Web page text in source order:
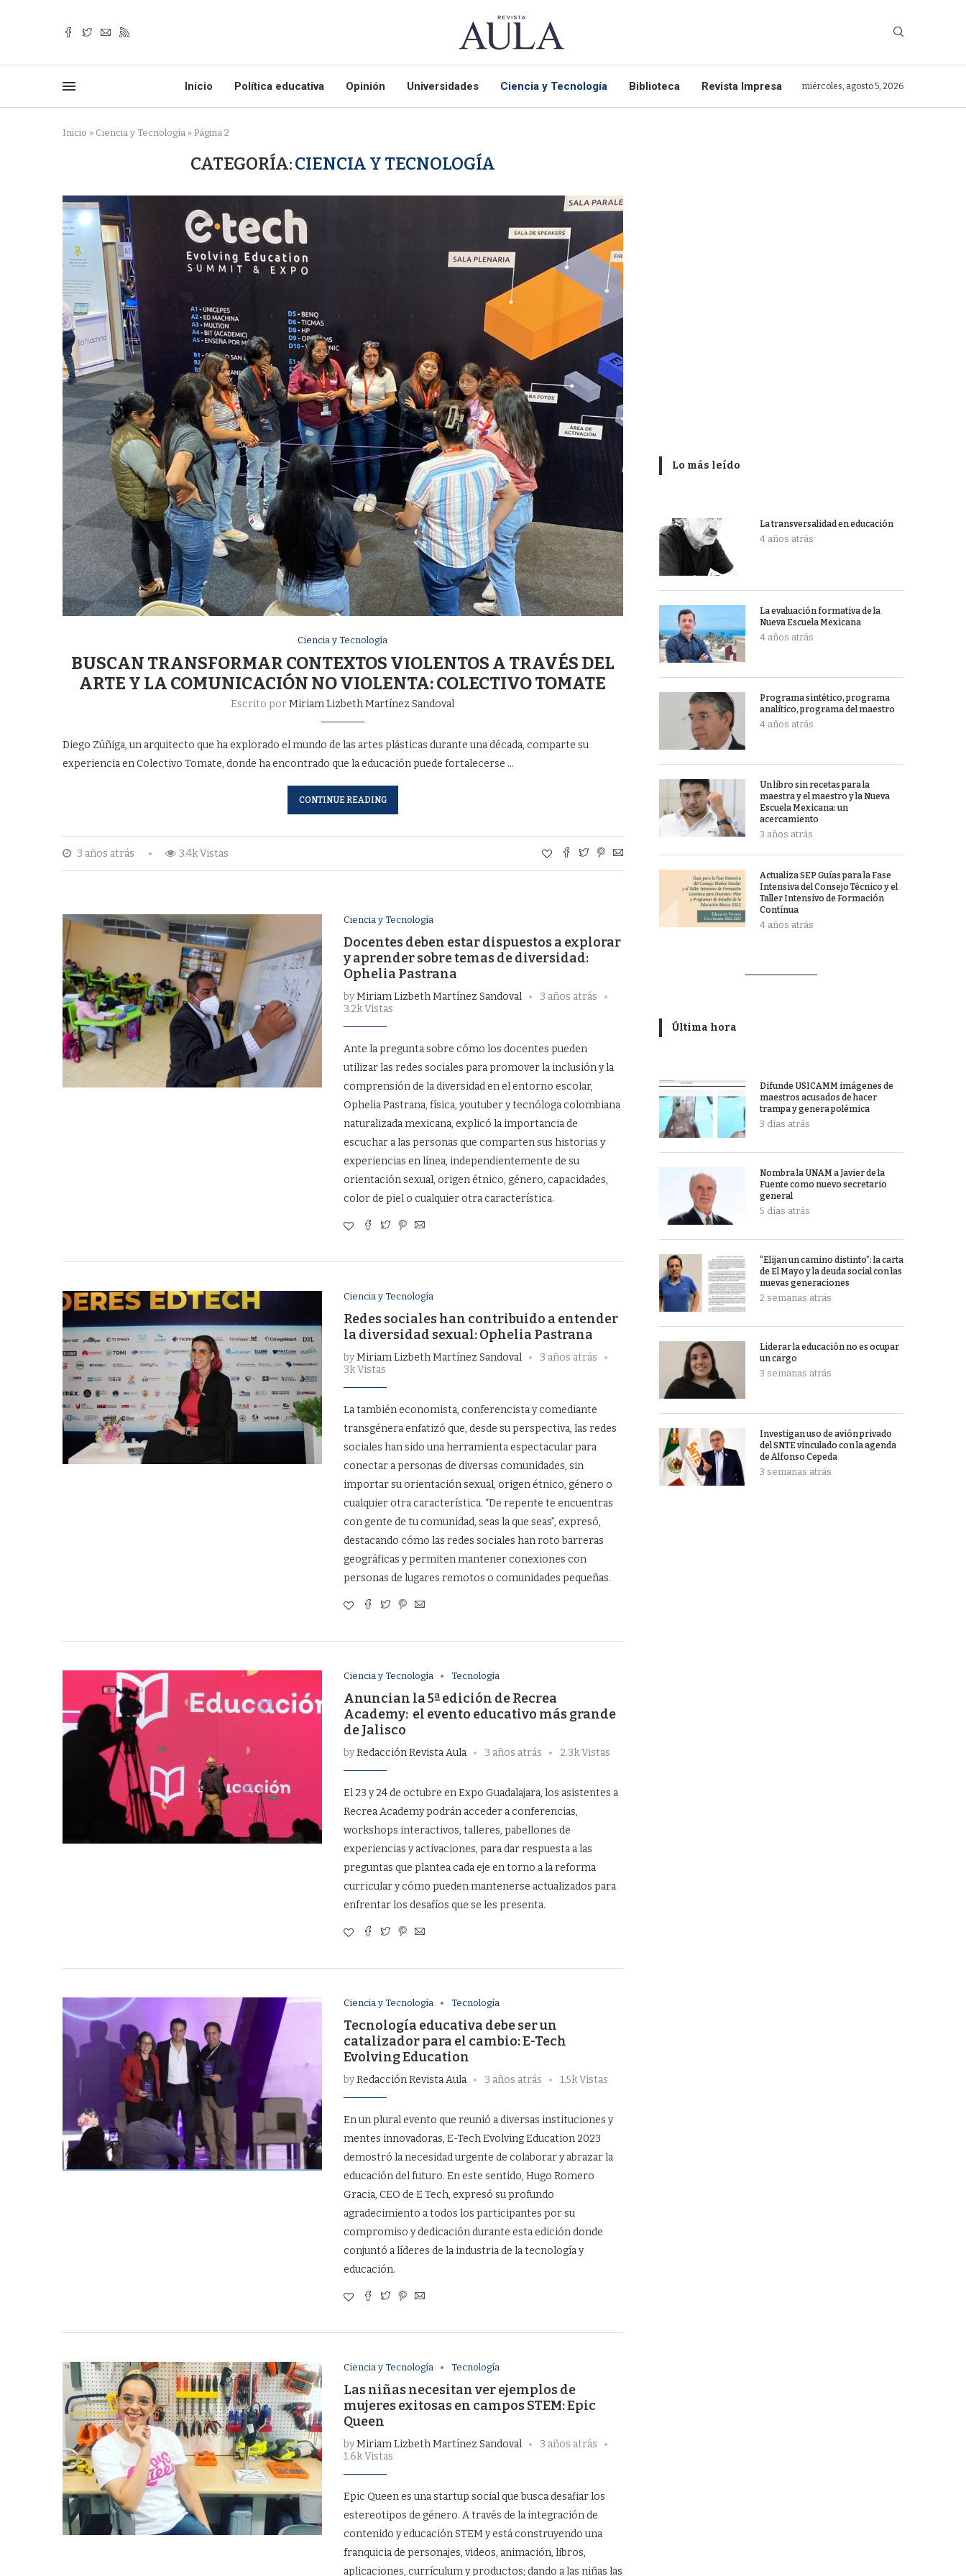
Inicio Política educativa Opinión Universidades Ciencia y Tecnología Biblioteca Revista Impresa miércoles, agosto 5, 2026
Inicio » Ciencia y Tecnología » Página 2
CATEGORÍA:CIENCIA Y TECNOLOGÍA
Ciencia y Tecnología
BUSCAN TRANSFORMAR CONTEXTOS VIOLENTOS A TRAVÉS DEL
ARTE Y LA COMUNICACIÓN NO VIOLENTA: COLECTIVO TOMATE
Escrito porMiriam Lizbeth Martínez Sandoval
Diego Zúñiga, un arquitecto que ha explorado el mundo de las artes plásticas durante una década, comparte su
experiencia en Colectivo Tomate, donde ha encontrado que la educación puede fortalecerse …
CONTINUE READING
3 años atrás 3.4k Vistas
Ciencia y Tecnología
Docentes deben estar dispuestos a explorar
y aprender sobre temas de diversidad:
Ophelia Pastrana
byMiriam Lizbeth Martínez Sandoval
3 años atrás
3.2k Vistas
Ante la pregunta sobre cómo los docentes pueden
utilizar las redes sociales para promover la inclusión y la
comprensión de la diversidad en el entorno escolar,
Ophelia Pastrana, física, youtuber y tecnóloga colombiana
naturalizada mexicana, explicó la importancia de
escuchar a las personas que comparten sus historias y
experiencias en línea, independientemente de su
orientación sexual, origen étnico, género, capacidades,
color de piel o cualquier otra característica.
Ciencia y Tecnología
Redes sociales han contribuido a entender
la diversidad sexual: Ophelia Pastrana
byMiriam Lizbeth Martínez Sandoval
3 años atrás
3k Vistas
La también economista, conferencista y comediante
transgénera enfatizó que, desde su perspectiva, las redes
sociales han sido una herramienta espectacular para
conectar a personas de diversas comunidades, sin
importar su orientación sexual, origen étnico, género o
cualquier otra característica. “De repente te encuentras
con gente de tu comunidad, seas la que seas”, expresó,
destacando cómo las redes sociales han roto barreras
geográficas y permiten mantener conexiones con
personas de lugares remotos o comunidades pequeñas.
Ciencia y Tecnología Tecnología
Anuncian la 5ª edición de Recrea
Academy: el evento educativo más grande
de Jalisco
byRedacción Revista Aula 3 años atrás 2.3k Vistas
El 23 y 24 de octubre en Expo Guadalajara, los asistentes a
Recrea Academy podrán acceder a conferencias,
workshops interactivos, talleres, pabellones de
experiencias y activaciones, para dar respuesta a las
preguntas que plantea cada eje en torno a la reforma
curricular y cómo pueden mantenerse actualizados para
enfrentar los desafíos que se les presenta.
Ciencia y Tecnología Tecnología
Tecnología educativa debe ser un
catalizador para el cambio: E-Tech
Evolving Education
byRedacción Revista Aula 3 años atrás 1.5k Vistas
En un plural evento que reunió a diversas instituciones y
mentes innovadoras, E-Tech Evolving Education 2023
demostró la necesidad urgente de colaborar y abrazar la
educación del futuro. En este sentido, Hugo Romero
Gracia, CEO de E Tech, expresó su profundo
agradecimiento a todos los participantes por su
compromiso y dedicación durante esta edición donde
conjuntó a líderes de la industria de la tecnología y
educación.
Ciencia y Tecnología Tecnología
Las niñas necesitan ver ejemplos de
mujeres exitosas en campos STEM: Epic
Queen
byMiriam Lizbeth Martínez Sandoval
3 años atrás
1.6k Vistas
Epic Queen es una startup social que busca desafiar los
estereotipos de género. A través de la integración de
contenido y educación STEM y está construyendo una
franquicia de personajes, videos, animación, libros,
aplicaciones, currículum y productos; dando a las niñas las
Lo más leído
La transversalidad en educación
4 años atrás
La evaluación formativa de la
Nueva Escuela Mexicana
4 años atrás
Programa sintético, programa
analítico, programa del maestro
4 años atrás
Un libro sin recetas para la
maestra y el maestro y la Nueva
Escuela Mexicana: un
acercamiento
3 años atrás
Actualiza SEP Guías para la Fase
Intensiva del Consejo Técnico y el
Taller Intensivo de Formación
Contínua
4 años atrás
Última hora
Difunde USICAMM imágenes de
maestros acusados de hacer
trampa y genera polémica
3 días atrás
Nombra la UNAM a Javier de la
Fuente como nuevo secretario
general
5 días atrás
“Elijan un camino distinto”: la carta
de El Mayo y la deuda social con las
nuevas generaciones
2 semanas atrás
Liderar la educación no es ocupar
un cargo
3 semanas atrás
Investigan uso de avión privado
del SNTE vinculado con la agenda
de Alfonso Cepeda
3 semanas atrás